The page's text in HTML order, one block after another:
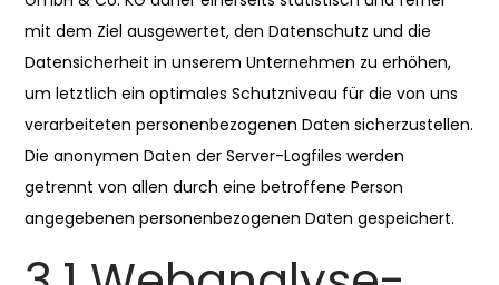
mit dem Ziel ausgewertet, den Datenschutz und die
Datensicherheit in unserem Unternehmen zu erhöhen,
um letztlich ein optimales Schutzniveau für die von uns
verarbeiteten personenbezogenen Daten sicherzustellen.
Die anonymen Daten der Server-Logfiles werden
getrennt von allen durch eine betroffene Person
angegebenen personenbezogenen Daten gespeichert.